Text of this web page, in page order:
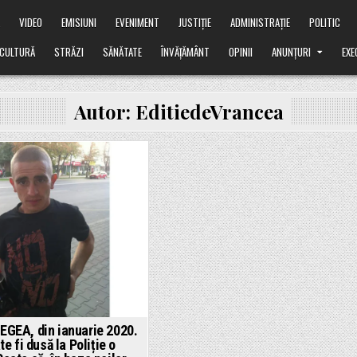
VIDEO EMISIUNI EVENIMENT JUSTIȚIE ADMINISTRAȚIE
POLITIC
CULTURĂ
STRĂZI SĂNĂTATE ÎNVĂȚĂMÂNT OPINII ANUNȚURI
Autor: EditiedeVrancea
din ianuarie 2020.
fi dusă la Poliție o